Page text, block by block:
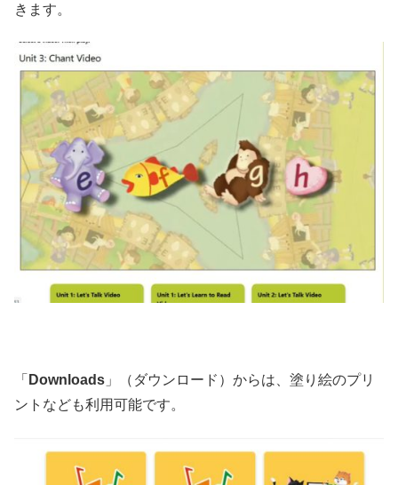
きます。
「 Downloads 」（ダウンロード）からは、塗り絵のプリ
ントなども利用可能です。